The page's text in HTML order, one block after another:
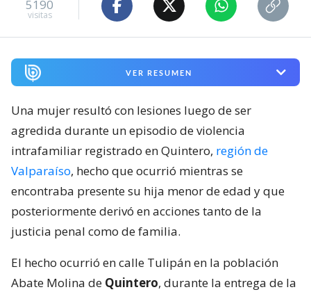
5190
visitas
VER RESUMEN
Una mujer resultó con lesiones luego de ser
agredida durante un episodio de violencia
intrafamiliar registrado en Quintero, región de
Valparaíso, hecho que ocurrió mientras se
encontraba presente su hija menor de edad y que
posteriormente derivó en acciones tanto de la
justicia penal como de familia.
El hecho ocurrió en calle Tulipán en la población
Abate Molina de Quintero, durante la entrega de la